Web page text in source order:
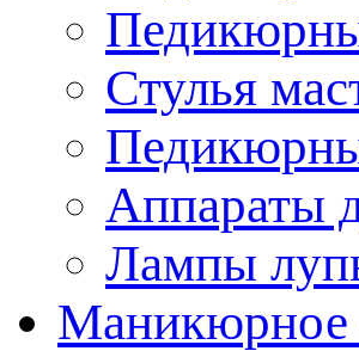
Стулья
Аппараты
Лампы
Маникюрное